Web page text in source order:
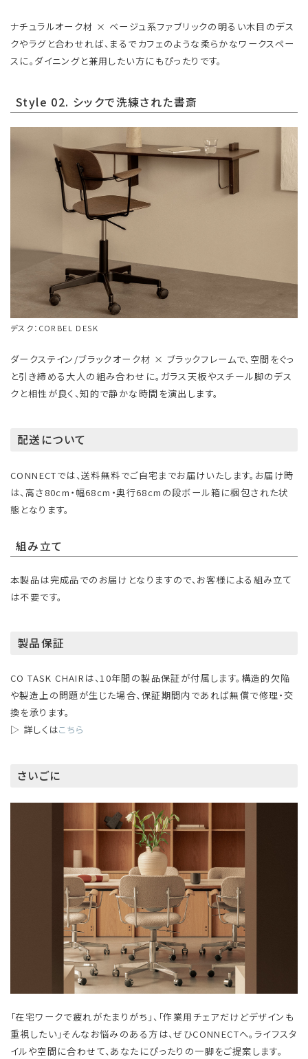
ナチュラルオーク材 × ベージュ系ファブリックの明るい木目のデス
クやラグと合わせれば、まるでカフェのような柔らかなワークスペー
スに。ダイニングと兼用したい方にもぴったりです。
Style 02. シックで洗練された書斎
デスク：CORBEL DESK
ダークステイン/ブラックオーク材 × ブラックフレームで、空間をぐっ
と引き締める大人の組み合わせに。ガラス天板やスチール脚のデス
クと相性が良く、知的で静かな時間を演出します。
配送について
CONNECTでは、送料無料でご自宅までお届けいたします。お届け時
は、高さ80cm・幅68cm・奥行68cmの段ボール箱に梱包された状
態となります。
組み立て
本製品は完成品でのお届けとなりますので、お客様による組み立て
は不要です。
製品保証
CO TASK CHAIRは、10年間の製品保証が付属します。構造的欠陥
や製造上の問題が生じた場合、保証期間内であれば無償で修理・交
換を承ります。
▷ 詳しくはこちら
さいごに
「在宅ワークで疲れがたまりがち」、「作業用チェアだけどデザインも
重視したい」そんなお悩みのある方は、ぜひCONNECTへ。ライフスタ
イルや空間に合わせて、あなたにぴったりの一脚をご提案します。